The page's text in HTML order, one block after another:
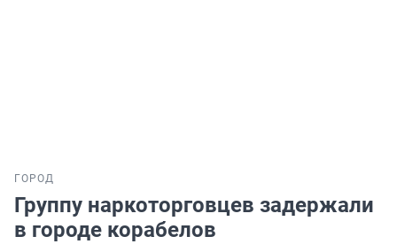
ГОРОД
Группу наркоторговцев задержали
в городе корабелов